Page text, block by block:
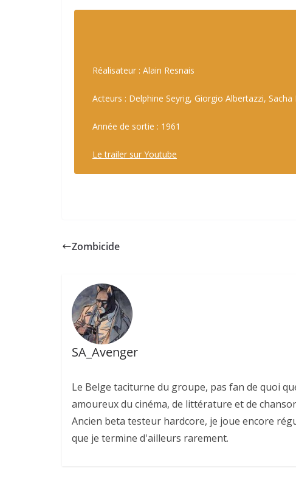
Réalisateur : Alain Resnais
Acteurs : Delphine Seyrig, Giorgio Albertazzi,
Année de sortie : 1961
Le trailer sur Youtube
Zombicide
SA_Avenger
Le Belge taciturne du groupe, pas fan de quoi
amoureux du cinéma, de littérature et de
Ancien beta testeur hardcore, je joue encore
que je termine d'ailleurs rarement.